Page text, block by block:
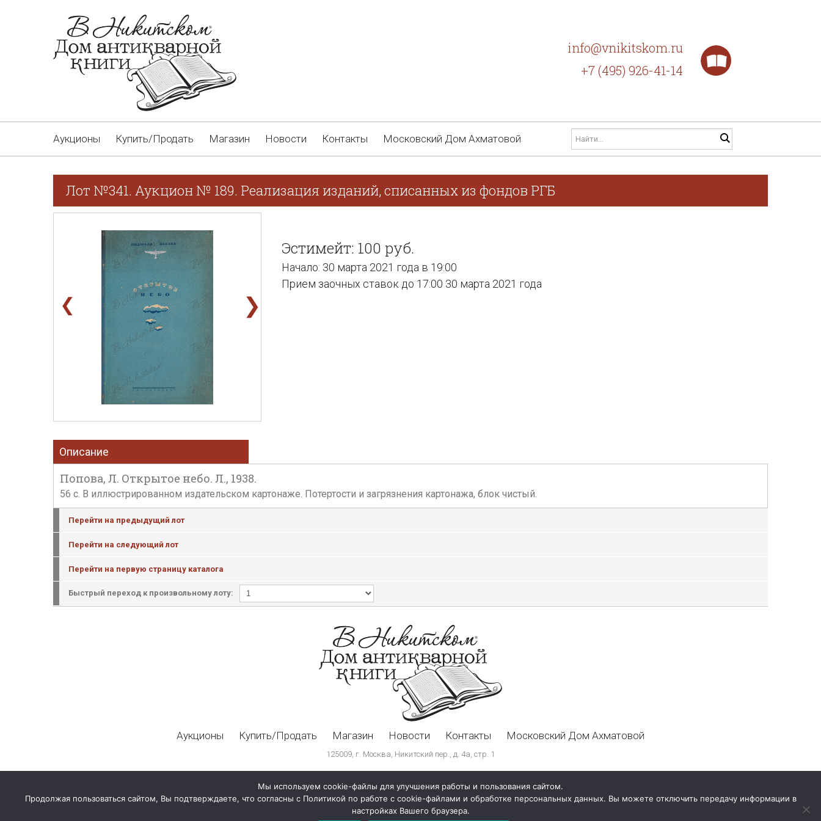
info@vnikitskom.ru
+7 (495) 926-41-14
Аукционы Купить/Продать Магазин Новости Контакты Московский Дом Ахматовой
Лот №341. Аукцион № 189. Реализация изданий, списанных из фондов РГБ
❮ ❯
Эстимейт: 100 руб.
Начало: 30 марта 2021 года в 19:00
Прием заочных ставок до 17:00 30 марта 2021 года
Описание
Попова, Л. Открытое небо. Л., 1938.
56 с. В иллюстрированном издательском картонаже. Потертости и загрязнения картонажа, блок чистый.
Перейти на предыдущий лот
Перейти на следующий лот
Перейти на первую страницу каталога
Быстрый переход к произвольному лоту:
Аукционы Купить/Продать Магазин Новости Контакты Московский Дом Ахматовой
125009, г. Москва, Никитский пер., д. 4а, стр. 1
Мы используем cookie-файлы для улучшения работы и пользования сайтом.
Продолжая пользоваться сайтом, Вы подтверждаете, что согласны с Политикой по работе с cookie-файлами и обработке персональных данных. Вы можете отключить передачу информации в
настройках Вашего браузера.